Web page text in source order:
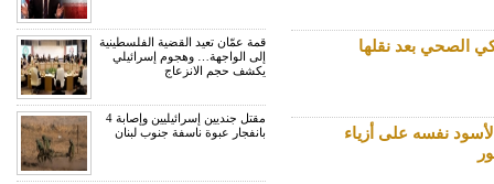
الصحي بعد نقلها
نفسه على أزياء
قمة عمّان تعيد القضية الفلسطينية
إلى الواجهة… وهجوم إسرائيلي
يكشف حجم الانزعاج
مقتل جنديين إسرائيليين وإصابة 4
بانفجار عبوة ناسفة جنوب لبنان